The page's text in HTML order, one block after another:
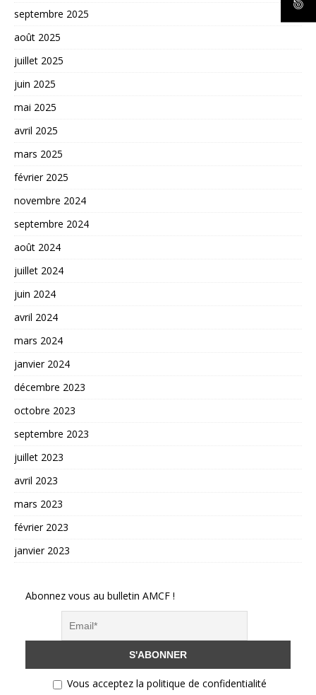
septembre 2025
août 2025
juillet 2025
juin 2025
mai 2025
avril 2025
mars 2025
février 2025
novembre 2024
septembre 2024
août 2024
juillet 2024
juin 2024
avril 2024
mars 2024
janvier 2024
décembre 2023
octobre 2023
septembre 2023
juillet 2023
avril 2023
mars 2023
février 2023
janvier 2023
Abonnez vous au bulletin AMCF !
Vous acceptez la politique de confidentialité